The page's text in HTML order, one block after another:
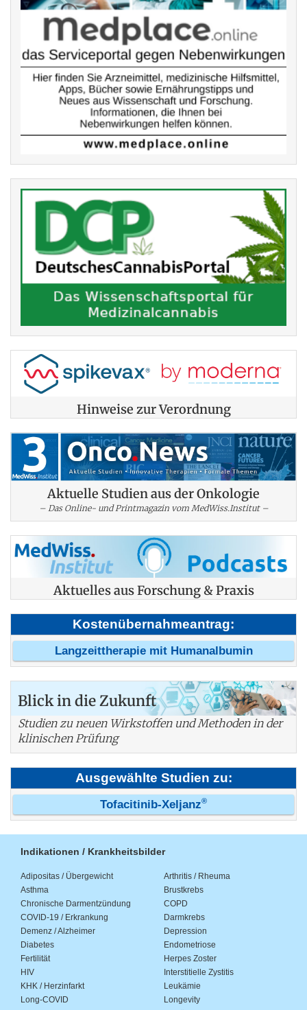
Hinweise zur Verordnung
Aktuelle Studien aus der Onkologie
– Das Online- und Printmagazin vom MedWiss.Institut –
Aktuelles aus Forschung & Praxis
Kostenübernahmeantrag:
Langzeittherapie mit Humanalbumin
Blick in die Zukunft
Studien zu neuen Wirkstoffen und Methoden in der
klinischen Prüfung
Ausgewählte Studien zu:
Tofacitinib-Xeljanz®
Indikationen / Krankheitsbilder
Adipositas / Übergewicht
Arthritis / Rheuma
Asthma
Brustkrebs
Chronische Darmentzündung
COPD
COVID-19 / Erkrankung
Darmkrebs
Demenz / Alzheimer
Depression
Diabetes
Endometriose
Fertilität
Herpes Zoster
HIV
Interstitielle Zystitis
KHK / Herzinfarkt
Leukämie
Long-COVID
Longevity